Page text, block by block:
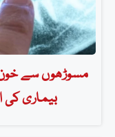
مسوڑھوں سے خون
بیماری کی